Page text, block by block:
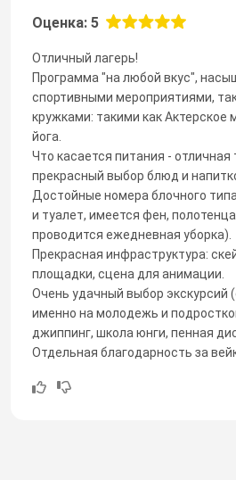
Оценка: 5
Отличный лагерь!
Программа "на любой вкус",
спортивными мероприятиями,
кружками: такими как Актерское
йога.
Что касается питания -
прекрасный выбор блюд и
Достойные номера блочного
и туалет, имеется фен,
проводится ежедневная уборка).
Прекрасная инфраструктура:
площадки, сцена для анимации.
Очень удачный выбор экскурсий
именно на молодежь и
джиппинг, школа юнги, пенная
Отдельная благодарность за